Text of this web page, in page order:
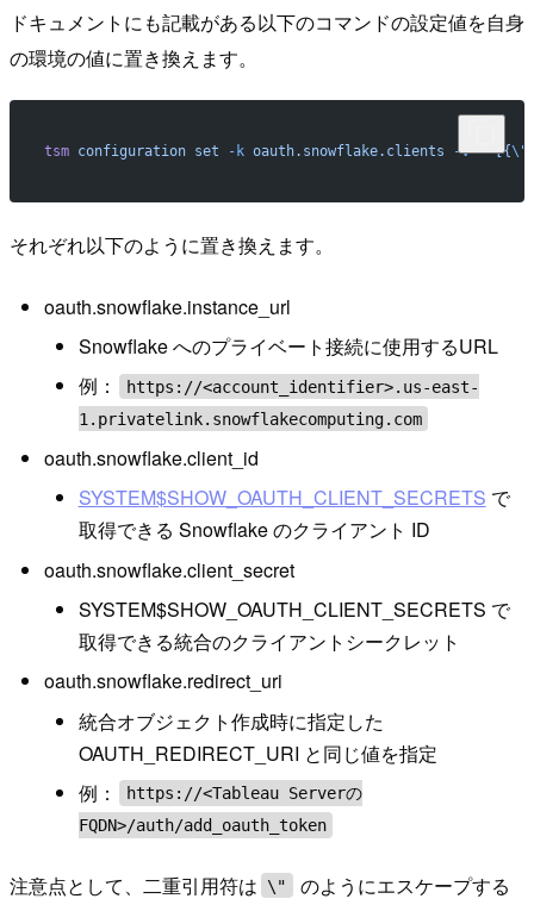
ドキュメントにも記載がある以下のコマンドの設定値を自身
の環境の値に置き換えます。
tsm configuration set -k oauth.snowflake.clients -v " [{\"
それぞれ以下のように置き換えます。
oauth.snowflake.instance_url
Snowflake へのプライベート接続に使用するURL
例：
https://<account_identifier>.us-east-
1.privatelink.snowflakecomputing.com
oauth.snowflake.client_id
SYSTEM$SHOW_OAUTH_CLIENT_SECRETS で
取得できる Snowflake のクライアント ID
oauth.snowflake.client_secret
SYSTEM$SHOW_OAUTH_CLIENT_SECRETS で
取得できる統合のクライアントシークレット
oauth.snowflake.redirect_uri
統合オブジェクト作成時に指定した
OAUTH_REDIRECT_URI と同じ値を指定
例：
https://<Tableau Serverの
FQDN>/auth/add_oauth_token
注意点として、二重引用符は \" のようにエスケープする